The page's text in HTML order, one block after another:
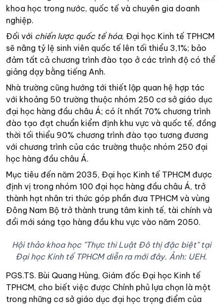
khoa học trong nước, quốc tế và chuyên gia doanh
nghiệp.
Đối với chiến lược quốc tế hóa, Đại học Kinh tế TPHCM
sẽ nâng tỷ lệ sinh viên quốc tế lên tối thiểu 3,1%; bảo
đảm tất cả chương trình đào tạo ở các trình độ có thể
giảng dạy bằng tiếng Anh.
Nhà trường cũng hướng tới thiết lập quan hệ hợp tác
với khoảng 50 trường thuộc nhóm 250 cơ sở giáo dục
đại học hàng đầu châu Á; có ít nhất 70% chương trình
đào tạo đạt chuẩn kiểm định khu vực và quốc tế, đồng
thời tối thiểu 90% chương trình đào tạo tương đương
với chương trình của các trường thuộc nhóm 250 đại
học hàng đầu châu Á.
Mục tiêu đến năm 2035, Đại học Kinh tế TPHCM được
định vị trong nhóm 100 đại học hàng đầu châu Á, trở
thành hạt nhân tri thức góp phần đưa TPHCM và vùng
Đông Nam Bộ trở thành trung tâm kinh tế, tài chính và
đổi mới sáng tạo hàng đầu khu vực vào năm 2050.
Hội thảo khoa học "Thực thi Luật Đô thị đặc biệt" tại
Đại học Kinh tế TPHCM diễn ra mới đây. Ảnh: UEH.
PGS.TS. Bùi Quang Hùng, Giám đốc Đại học Kinh tế
TPHCM, cho biết việc được Chính phủ lựa chọn là một
trong những cơ sở giáo dục đại học trọng điểm của